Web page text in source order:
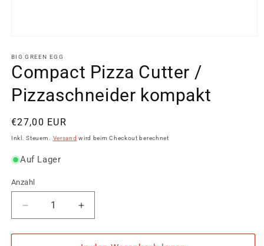
in
Modal
öffnen
BIG GREEN EGG
Compact Pizza Cutter /
Pizzaschneider kompakt
Normaler
Preis
€27,00 EUR
Inkl. Steuern. Versand wird beim Checkout berechnet
Auf Lager
Anzahl
Verringere
die
Menge
Erhöhe
die
Menge